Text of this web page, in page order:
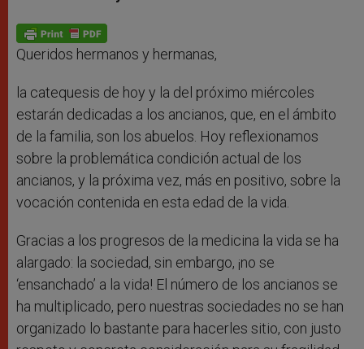
p
p
g
e
o
k
Queridos hermanos y hermanas,
la catequesis de hoy y la del próximo miércoles
estarán dedicadas a los ancianos, que, en el ámbito
de la familia, son los abuelos. Hoy reflexionamos
sobre la problemática condición actual de los
ancianos, y la próxima vez, más en positivo, sobre la
vocación contenida en esta edad de la vida.
Gracias a los progresos de la medicina la vida se ha
alargado: la sociedad, sin embargo, ¡no se
‘ensanchado’ a la vida! El número de los ancianos se
ha multiplicado, pero nuestras sociedades no se han
organizado lo bastante para hacerles sitio, con justo